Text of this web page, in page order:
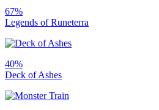
67%
Legends of Runeterra
40%
Deck of Ashes